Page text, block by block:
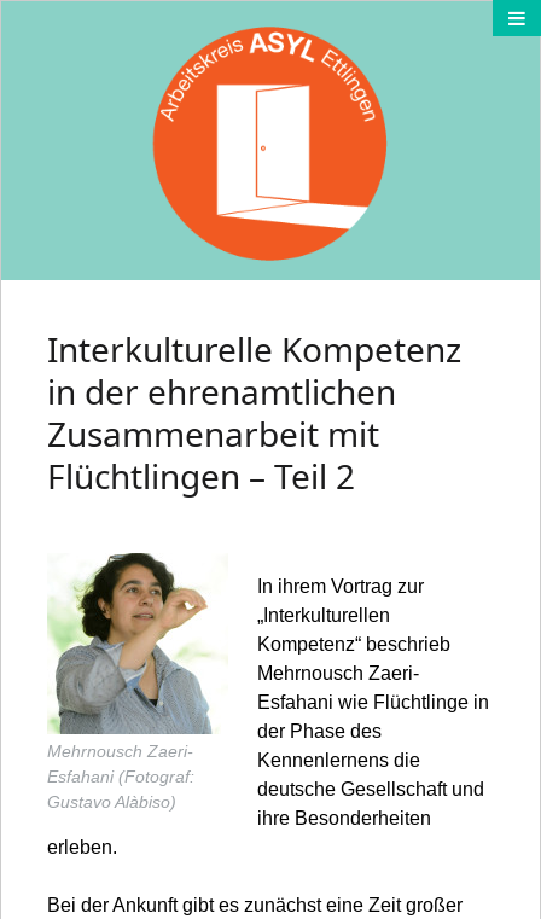
Interkulturelle Kompetenz
in der ehrenamtlichen
Zusammenarbeit mit
Flüchtlingen – Teil 2
Mehrnousch Zaeri-
Esfahani (Fotograf:
Gustavo Alàbiso)
In ihrem Vortrag zur
„Interkulturellen
Kompetenz“ beschrieb
Mehrnousch Zaeri-
Esfahani wie Flüchtlinge in
der Phase des
Kennenlernens die
deutsche Gesellschaft und
ihre Besonderheiten
erleben.
Bei der Ankunft gibt es zunächst eine Zeit großer